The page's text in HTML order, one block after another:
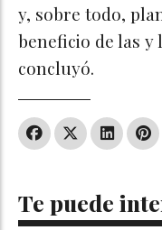
y, sobre todo,
beneficio de las y
concluyó.
Te puede